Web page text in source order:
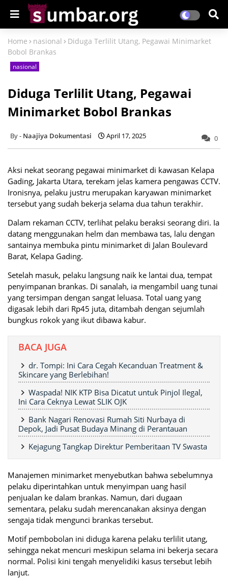
Home nasional
Diduga Terlilit Utang, Pegawai Minimarket
Bobol Brankas
nasional
Diduga Terlilit Utang, Pegawai
Minimarket Bobol Brankas
Naajiya Dokumentasi April 17, 2025 0
Aksi nekat seorang pegawai minimarket di kawasan Kelapa
Gading, Jakarta Utara, terekam jelas kamera pengawas CCTV.
Ironisnya, pelaku justru merupakan karyawan minimarket
tersebut yang sudah bekerja selama dua tahun terakhir.
Dalam rekaman CCTV, terlihat pelaku beraksi seorang diri. Ia
datang menggunakan helm dan membawa tas, lalu dengan
santainya membuka pintu minimarket di Jalan Boulevard
Barat, Kelapa Gading.
Setelah masuk, pelaku langsung naik ke lantai dua, tempat
penyimpanan brankas. Di sanalah, ia mengambil uang tunai
yang tersimpan dengan sangat leluasa. Total uang yang
digasak lebih dari Rp45 juta, ditambah dengan sejumlah
bungkus rokok yang ikut dibawa kabur.
BACA JUGA
dr. Tompi: Ini Cara Cegah Kecanduan Treatment &
Skincare yang Berlebihan!
Waspada! NIK KTP Bisa Dicatut untuk Pinjol Ilegal,
Ini Cara Ceknya Lewat SLIK OJK
Bank Nagari Renovasi Rumah Siti Nurbaya di
Depok, Jadi Pusat Budaya Minang di Perantauan
Kejagung Tangkap Direktur Pemberitaan TV Swasta
Manajemen minimarket menyebutkan bahwa sebelumnya
pelaku diperintahkan untuk menyimpan uang hasil
penjualan ke dalam brankas. Namun, dari dugaan
sementara, pelaku sudah merencanakan aksinya dengan
sengaja tidak mengunci brankas tersebut.
Motif pembobolan ini diduga karena pelaku terlilit utang,
sehingga nekat mencuri meskipun selama ini bekerja secara
normal. Polisi kini tengah menyelidiki kasus tersebut lebih
lanjut.